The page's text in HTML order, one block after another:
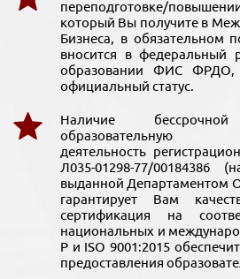
переподготовке/
который Вы получите в
Бизнеса, в обязательном
вносится в федеральный
образовании ФИС ФРДО,
официальный статус.
Наличие
образовательную
деятельность
Л035-01298-77/00184386
выданной Департаментом
гарантирует Вам
сертификация на
национальных и
Р и ISO 9001:2015
предоставления